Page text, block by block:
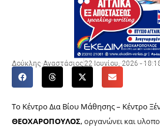
Δούκλης Αναστάσιος 22 Ιουνίου, 2026 -
Το Κέντρο Δια Βίου Μάθησης – Κέντρο
ΘΕΟΧΑΡΟΠΟΥΛΟΣ,οργανώνει και